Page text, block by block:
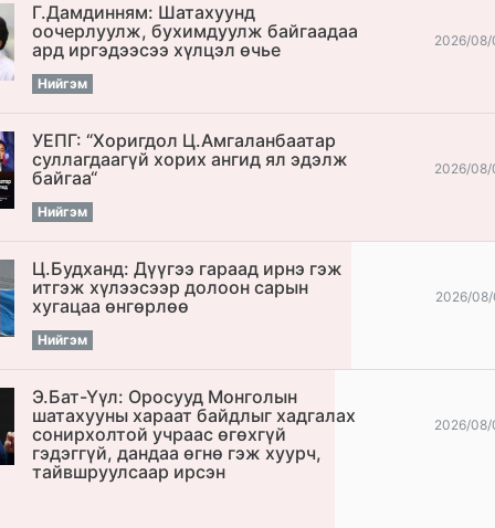
Г.Дамдинням: Шатахуунд
оочерлуулж, бухимдуулж байгаадаа
ард иргэдээсээ хүлцэл өчье
Нийгэм
2026/08/
УЕПГ: “Хоригдол Ц.Амгаланбаатар
cуллагдаагүй хорих ангид ял эдэлж
байгаа“
Нийгэм
2026/08/
Ц.Будханд: Дүүгээ гараад ирнэ гэж
итгэж хүлээсээр долоон сарын
хугацаа өнгөрлөө
Нийгэм
2026/
Э.Бат-Үүл: Оросууд Монголын
шатахууны хараат байдлыг хадгалах
сонирхолтой учраас өгөхгүй
гэдэггүй, дандаа өгнө гэж хуурч,
тайвшруулсаар ирсэн
2026/08/